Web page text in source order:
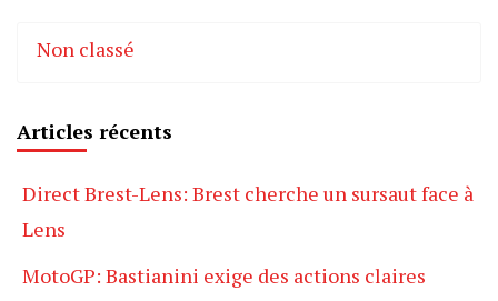
Non classé
Articles récents
Direct Brest-Lens: Brest cherche un sursaut face à
Lens
MotoGP: Bastianini exige des actions claires